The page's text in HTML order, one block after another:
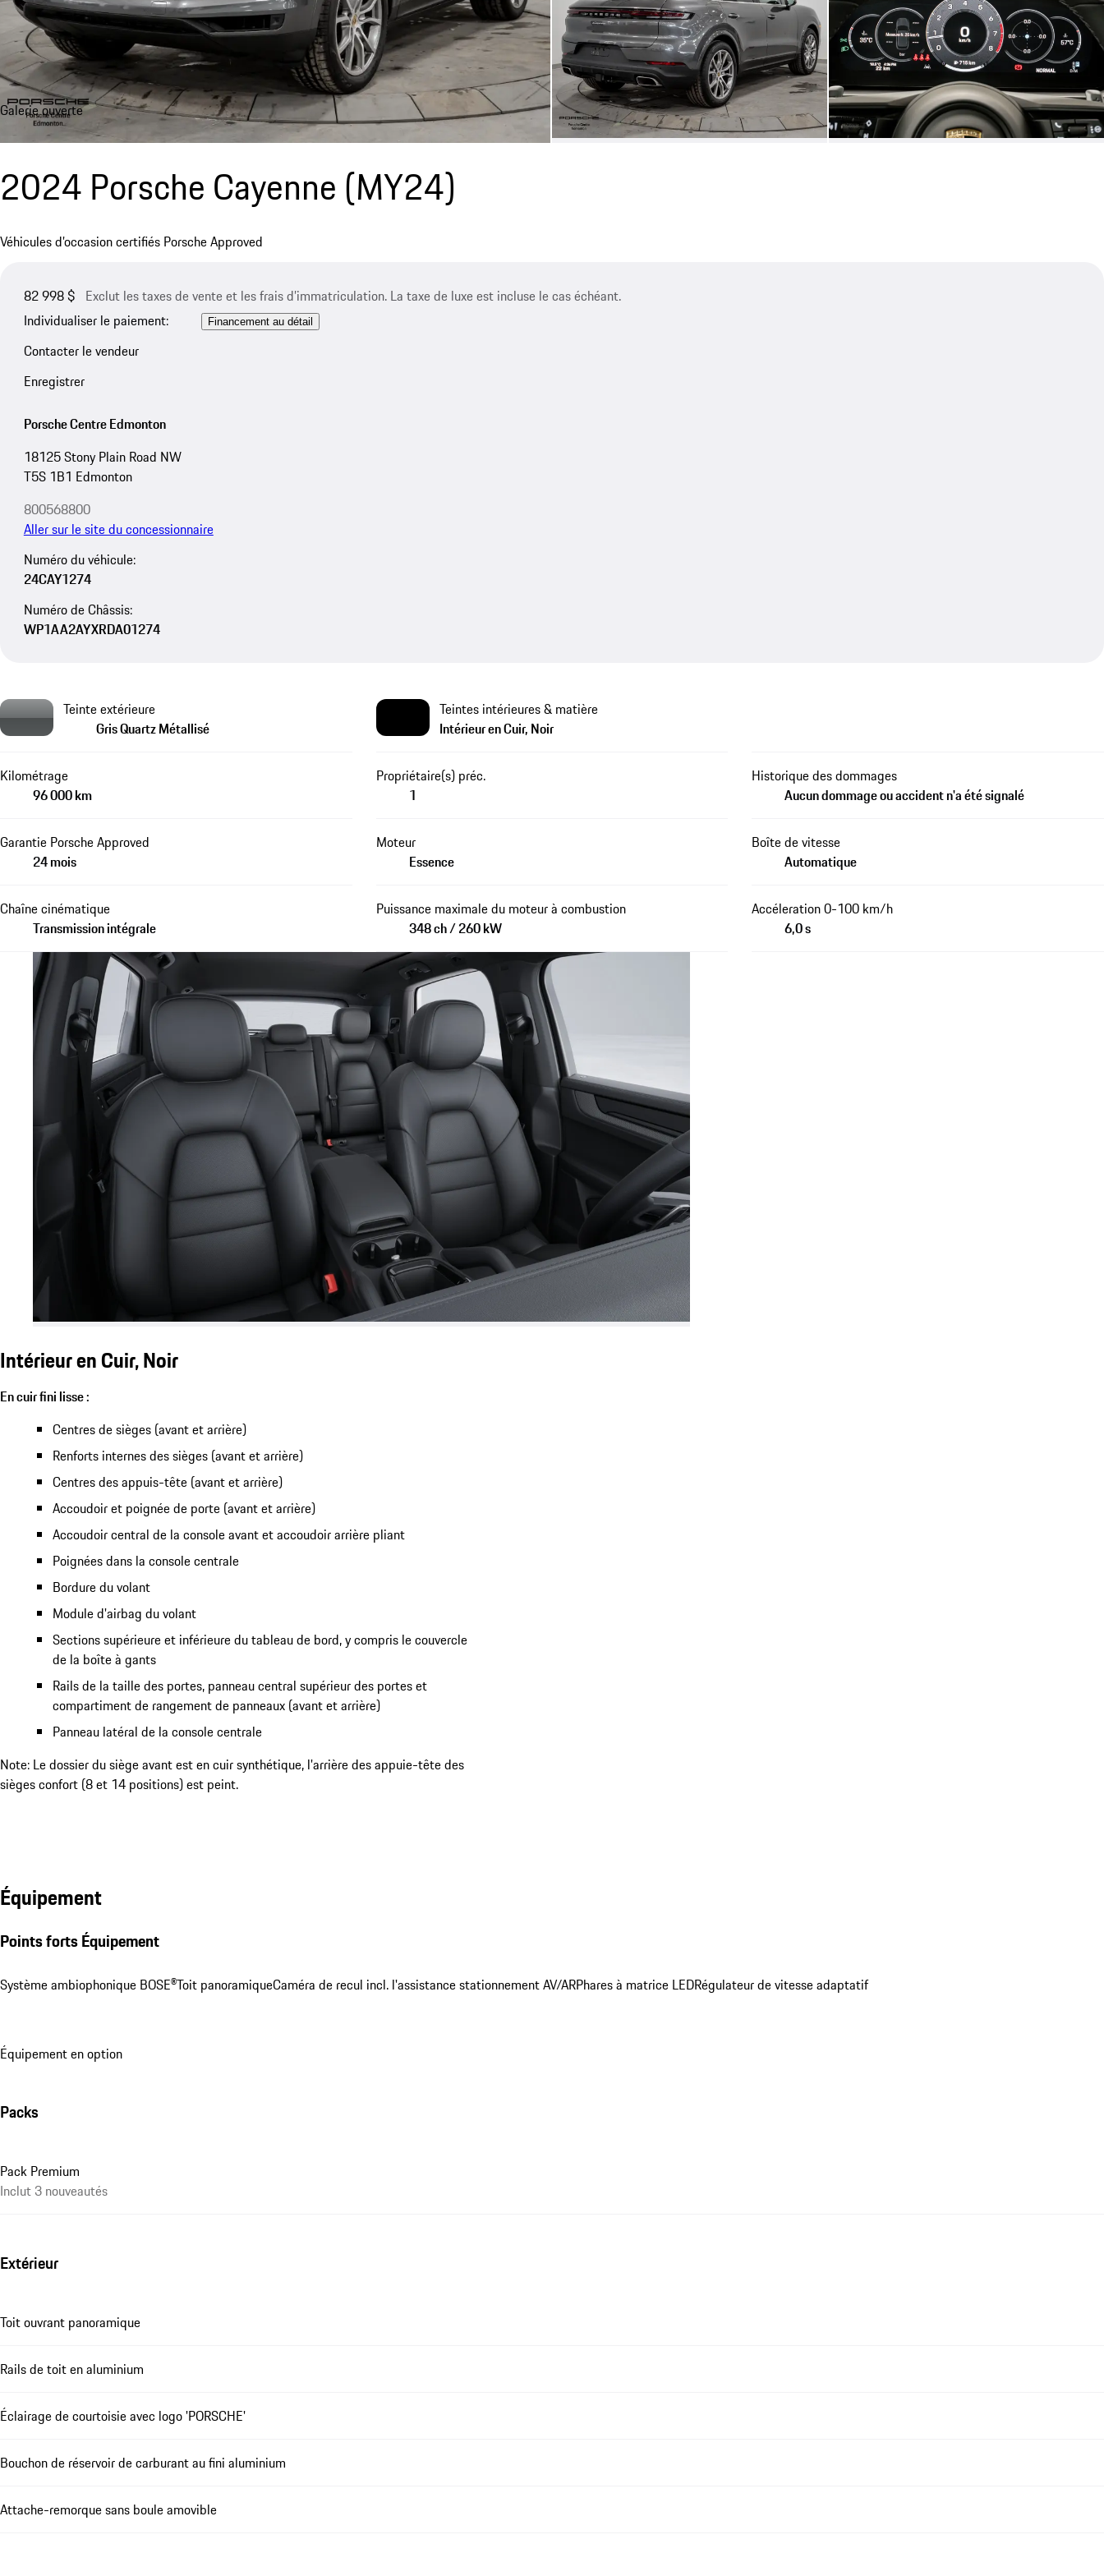
Galerie ouverte
2024 Porsche Cayenne (MY24)
Véhicules d’occasion certifiés Porsche Approved
82 998 $ Exclut les taxes de vente et les frais d’immatriculation. La taxe de luxe est incluse le cas échéant.
Individualiser le paiement:
Financement au détail
Contacter le vendeur
Enregistrer
Porsche Centre Edmonton
18125 Stony Plain Road NW
T5S 1B1 Edmonton
800568800
Aller sur le site du concessionnaire
Numéro du véhicule:
24CAY1274
Numéro de Châssis:
WP1AA2AYXRDA01274
Teinte extérieure
Gris Quartz Métallisé
Teintes intérieures & matière
Intérieur en Cuir, Noir
Kilométrage
96 000 km
Propriétaire(s) préc.
1
Historique des dommages
Aucun dommage ou accident n'a été signalé
Garantie Porsche Approved
24 mois
Moteur
Essence
Boîte de vitesse
Automatique
Chaîne cinématique
Transmission intégrale
Puissance maximale du moteur à combustion
348 ch / 260 kW
Accéleration 0-100 km/h
6,0 s
Intérieur en Cuir, Noir
En cuir fini lisse :
Centres de sièges (avant et arrière)
Renforts internes des sièges (avant et arrière)
Centres des appuis-tête (avant et arrière)
Accoudoir et poignée de porte (avant et arrière)
Accoudoir central de la console avant et accoudoir arrière pliant
Poignées dans la console centrale
Bordure du volant
Module d'airbag du volant
Sections supérieure et inférieure du tableau de bord, y compris le couvercle
de la boîte à gants
Rails de la taille des portes, panneau central supérieur des portes et
compartiment de rangement de panneaux (avant et arrière)
Panneau latéral de la console centrale
Note: Le dossier du siège avant est en cuir synthétique, l'arrière des appuie-tête des
sièges confort (8 et 14 positions) est peint.
Équipement
Points forts Équipement
Système ambiophonique BOSE®Toit panoramiqueCaméra de recul incl. l'assistance stationnement AV/ARPhares à matrice LEDRégulateur de vitesse adaptatif
Équipement en option
Packs
Pack Premium
Inclut 3 nouveautés
Extérieur
Toit ouvrant panoramique
Rails de toit en aluminium
Éclairage de courtoisie avec logo 'PORSCHE'
Bouchon de réservoir de carburant au fini aluminium
Attache-remorque sans boule amovible